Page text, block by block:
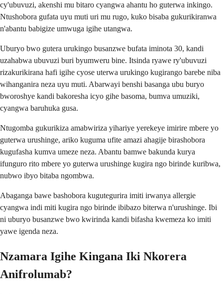
cy'ubuvuzi, akenshi mu bitaro cyangwa ahantu ho guterwa inkingo.
Ntushobora gufata uyu muti uri mu rugo, kuko bisaba gukurikiranwa
n'abantu babigize umwuga igihe utangwa.
Uburyo bwo gutera urukingo busanzwe bufata iminota 30, kandi
uzahabwa ubuvuzi buri byumweru bine. Itsinda ryawe ry'ubuvuzi
rizakurikirana hafi igihe cyose uterwa urukingo kugirango barebe niba
wihanganira neza uyu muti. Abarwayi benshi basanga ubu buryo
bworoshye kandi bakoresha icyo gihe basoma, bumva umuziki,
cyangwa baruhuka gusa.
Ntugomba gukurikiza amabwiriza yihariye yerekeye imirire mbere yo
guterwa urushinge, ariko kuguma ufite amazi ahagije birashobora
kugufasha kumva umeze neza. Abantu bamwe bakunda kurya
ifunguro rito mbere yo guterwa urushinge kugira ngo birinde kuribwa,
nubwo ibyo bitaba ngombwa.
Abaganga bawe bashobora kugutegurira imiti irwanya allergie
cyangwa indi miti kugira ngo birinde ibibazo biterwa n'urushinge. Ibi
ni uburyo busanzwe bwo kwirinda kandi bifasha kwemeza ko imiti
yawe igenda neza.
Nzamara Igihe Kingana Iki Nkorera
Anifrolumab?